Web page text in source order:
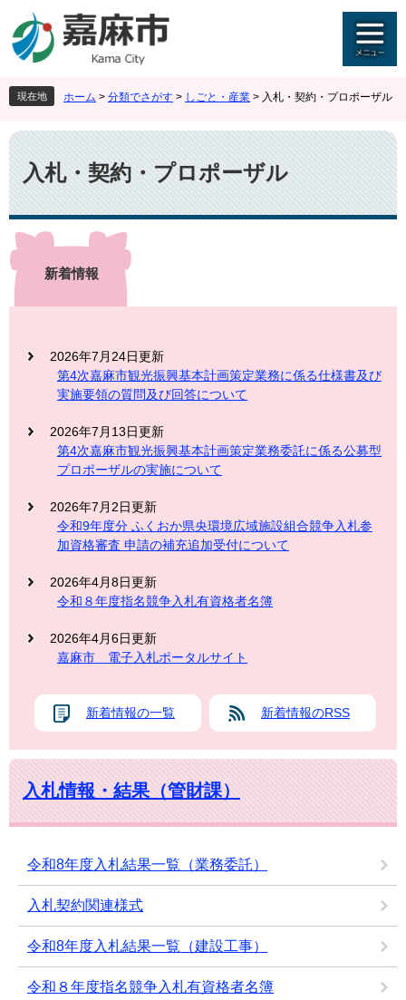
ジ
先
頭
す
。
ュ
を
飛
し
て
本
文
へ
現在地 ホーム > 分類でさがす > しごと・産業 > 入札・契約・プロポーザル
本
文
入札・契約・プロポーザル
新着情報
2026年7月24日更新
第4次嘉麻市観光振興基本計画策定業務に係る仕様書及び
実施要領の質問及び回答について
2026年7月13日更新
第4次嘉麻市観光振興基本計画策定業務委託に係る公募型
プロポーザルの実施について
2026年7月2日更新
令和9年度分 ふくおか県央環境広域施設組合競争入札参
加資格審査 申請の補充追加受付について
2026年4月8日更新
令和８年度指名競争入札有資格者名簿
2026年4月6日更新
嘉麻市 電子入札ポータルサイト
新着情報の一覧 新着情報のRSS
入札情報・結果（管財課）
令和8年度入札結果一覧（業務委託）
入札契約関連様式
令和8年度入札結果一覧（建設工事）
令和８年度指名競争入札有資格者名簿